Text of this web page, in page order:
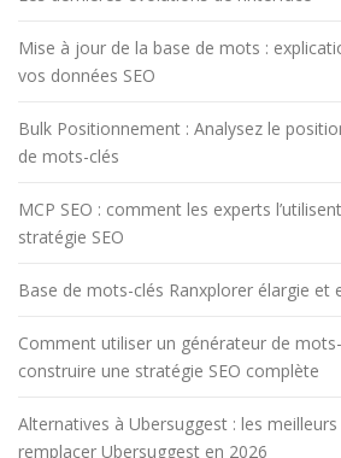
Mise à jour de la base de mots :
vos données SEO
Bulk Positionnement : Analysez le
de mots-clés
MCP SEO : comment les experts
stratégie SEO
Base de mots-clés Ranxplorer élargie et
Comment utiliser un générateur de
construire une stratégie SEO complète
Alternatives à Ubersuggest : les
remplacer Ubersuggest en 2026